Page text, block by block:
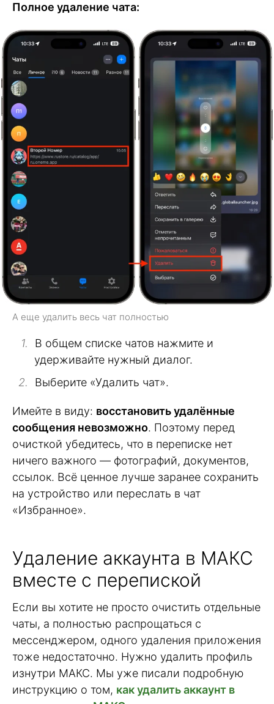
Полное удаление чата:
А еще удалить весь чат полностью
В общем списке чатов нажмите и
удерживайте нужный диалог.
Выберите «Удалить чат».
Имейте в виду: восстановить удалённые
сообщения невозможно. Поэтому перед
очисткой убедитесь, что в переписке нет
ничего важного — фотографий, документов,
ссылок. Всё ценное лучше заранее сохранить
на устройство или переслать в чат
«Избранное».
Удаление аккаунта в МАКС
вместе с перепиской
Если вы хотите не просто очистить отдельные
чаты, а полностью распрощаться с
мессенджером, одного удаления приложения
тоже недостаточно. Нужно удалить профиль
изнутри МАКС. Мы уже писали подробную
инструкцию о том, как удалить аккаунт в